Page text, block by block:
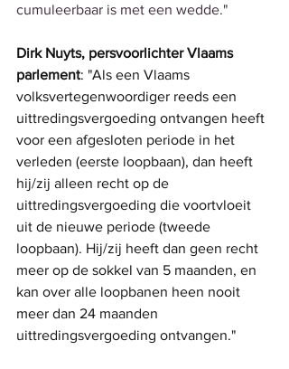
cumuleerbaar is met een wedde."
Dirk Nuyts, persvoorlichter Vlaams
parlement: "Als een Vlaams
volksvertegenwoordiger reeds een
uittredingsvergoeding ontvangen heeft
voor een afgesloten periode in het
verleden (eerste loopbaan), dan heeft
hij/zij alleen recht op de
uittredingsvergoeding die voortvloeit
uit de nieuwe periode (tweede
loopbaan). Hij/zij heeft dan geen recht
meer op de sokkel van 5 maanden, en
kan over alle loopbanen heen nooit
meer dan 24 maanden
uittredingsvergoeding ontvangen."